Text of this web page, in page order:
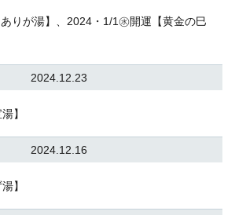
りが湯】、2024・1/1㊌開運【黄金の巳
2024.12.23
】
2024.12.16
】